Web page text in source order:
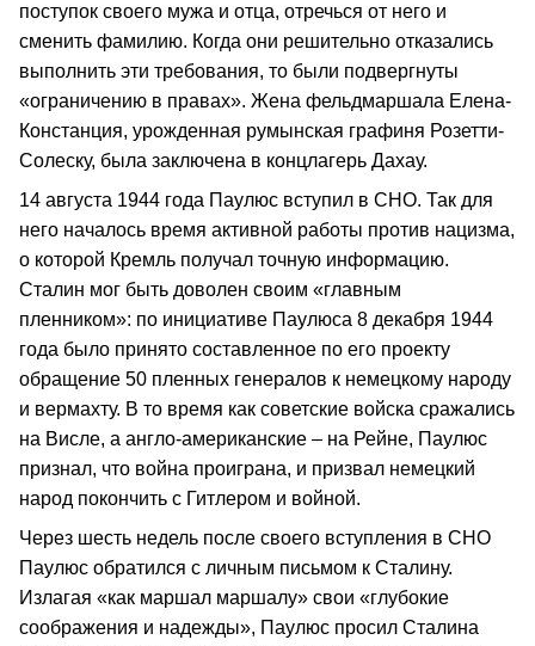
поступок своего мужа и отца, отречься от него и
сменить фамилию. Когда они решительно отказались
выполнить эти требования, то были подвергнуты
«ограничению в правах». Жена фельдмаршала Елена-
Констанция, урожденная румынская графиня Розетти-
Солеску, была заключена в концлагерь Дахау.
14 августа 1944 года Паулюс вступил в СНО. Так для
него началось время активной работы против нацизма,
о которой Кремль получал точную информацию.
Сталин мог быть доволен своим «главным
пленником»: по инициативе Паулюса 8 декабря 1944
года было принято составленное по его проекту
обращение 50 пленных генералов к немецкому народу
и вермахту. В то время как советские войска сражались
на Висле, а англо-американские – на Рейне, Паулюс
признал, что война проиграна, и призвал немецкий
народ покончить с Гитлером и войной.
Через шесть недель после своего вступления в СНО
Паулюс обратился с личным письмом к Сталину.
Излагая «как маршал маршалу» свои «глубокие
соображения и надежды», Паулюс просил Сталина